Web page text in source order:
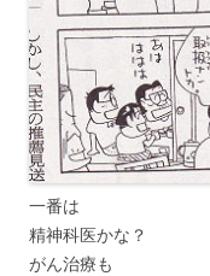
一番は
精神科医かな？
がん治療も